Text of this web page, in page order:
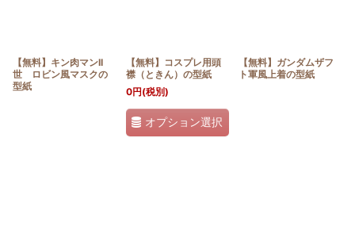
【無料】キン肉マンII
世 ロビン風マスクの
型紙
【無料】コスプレ用頭
襟（ときん）の型紙
0円(税別)
オプション選択
【無料】ガンダムザフ
ト軍風上着の型紙